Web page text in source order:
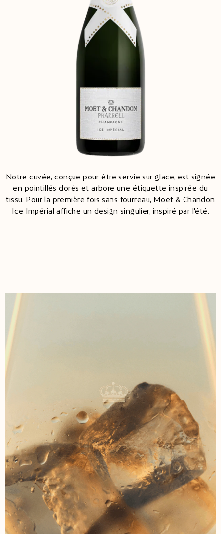
Notre cuvée, conçue pour être servie sur glace, est signée
en pointillés dorés et arbore une étiquette inspirée du
tissu. Pour la première fois sans fourreau, Moët & Chandon
Ice Impérial affiche un design singulier, inspiré par l'été.